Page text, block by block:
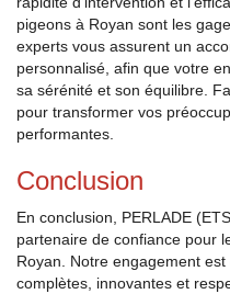
pigeons à Royan sont les
experts vous assurent un
personnalisé, afin que votre
sa sérénité et son équilibre.
pour transformer vos
performantes.
Conclusion
En conclusion, PERLADE
partenaire de confiance pour
Royan. Notre engagement
complètes, innovantes et